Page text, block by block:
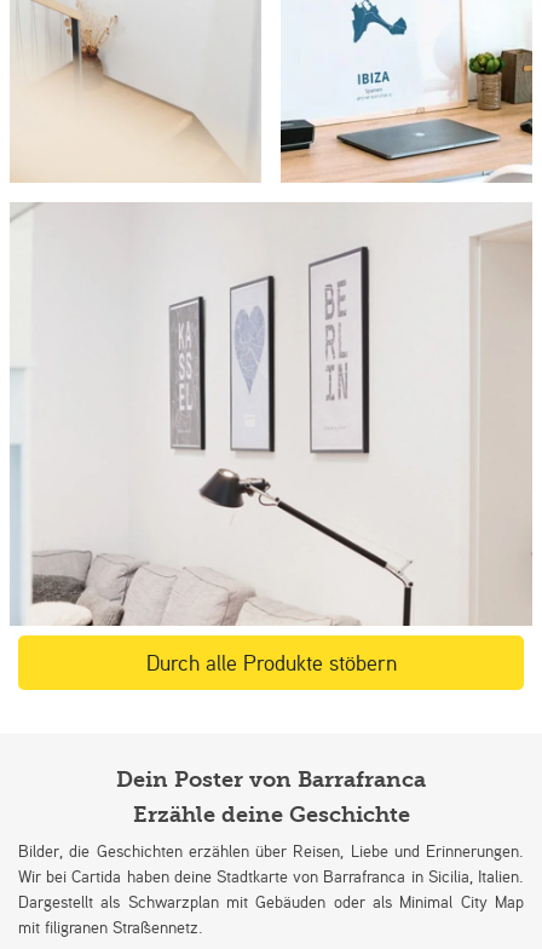
Durch alle Produkte stöbern
Dein Poster von Barrafranca
Erzähle deine Geschichte
Bilder, die Geschichten erzählen über Reisen, Liebe und Erinnerungen.
Wir bei Cartida haben deine Stadtkarte von Barrafranca in Sicilia, Italien.
Dargestellt als Schwarzplan mit Gebäuden oder als Minimal City Map
mit filigranen Straßennetz.